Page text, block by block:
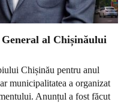
al Chișinăului
Chișinău pentru anul
municipalitatea a organizat
Anunțul a fost făcut